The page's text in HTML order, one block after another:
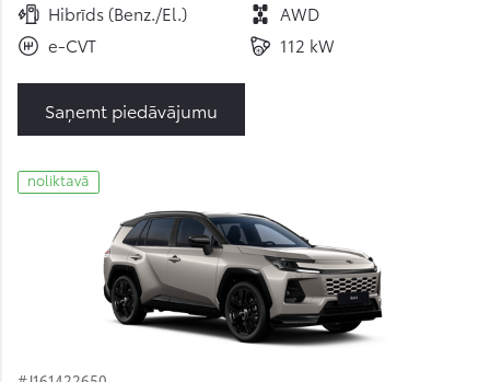
Hibrīds (Benz./El.)
AWD
e-CVT
112 kW
Saņemt piedāvājumu
noliktavā